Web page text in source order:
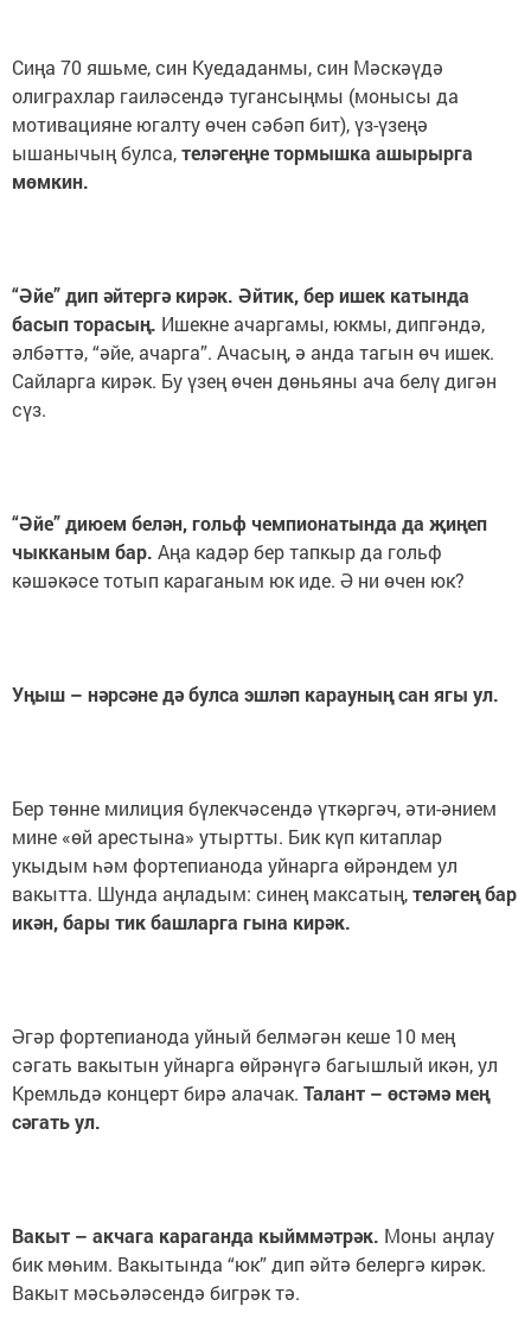
Сиңа 70 яшьме, син Куедаданмы, син Мәскәүдә
олиграхлар гаиләсендә тугансыңмы (монысы да
мотивацияне югалту өчен сәбәп бит), үз-үзеңә
ышанычың булса,теләгеңне тормышка ашырырга
мөмкин.
“Әйе” дип әйтергә кирәк. Әйтик, бер ишек катында
басып торасың. Ишекне ачаргамы, юкмы, дипгәндә,
әлбәттә, “әйе, ачарга”. Ачасың, ә анда тагын өч ишек.
Сайларга кирәк. Бу үзең өчен дөньяны ача белү дигән
сүз.
“Әйе” диюем белән, гольф чемпионатында да җиңеп
чыкканым бар. Аңа кадәр бер тапкыр да гольф
кәшәкәсе тотып караганым юк иде. Ә ни өчен юк?
Уңыш – нәрсәне дә булса эшләп карауның сан ягы ул.
Бер төнне милиция бүлекчәсендә үткәргәч, әти-әнием
мине «өй арестына» утыртты. Бик күп китаплар
укыдым һәм фортепианода уйнарга өйрәндем ул
вакытта. Шунда аңладым: синең максатың,теләгең бар
икән, бары тик башларга гына кирәк.
Әгәр фортепианода уйный белмәгән кеше 10 мең
сәгать вакытын уйнарга өйрәнүгә багышлый икән, ул
Кремльдә концерт бирә алачак. Талант – өстәмә мең
сәгать ул.
Вакыт – акчага караганда кыйммәтрәк. Моны аңлау
бик мөһим. Вакытында “юк” дип әйтә белергә кирәк.
Вакыт мәсьәләсендә бигрәк тә.